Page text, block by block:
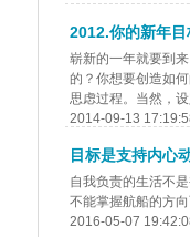
2012.你的新年目
崭新的一年就要到
的？你想要创造如
思虑过程。当然，
2014-09-13
目标是支持内心
自我负责的生活不
不能掌握航船的方
2016-05-07